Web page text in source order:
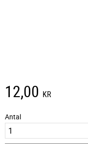
12,00 KR
Antal